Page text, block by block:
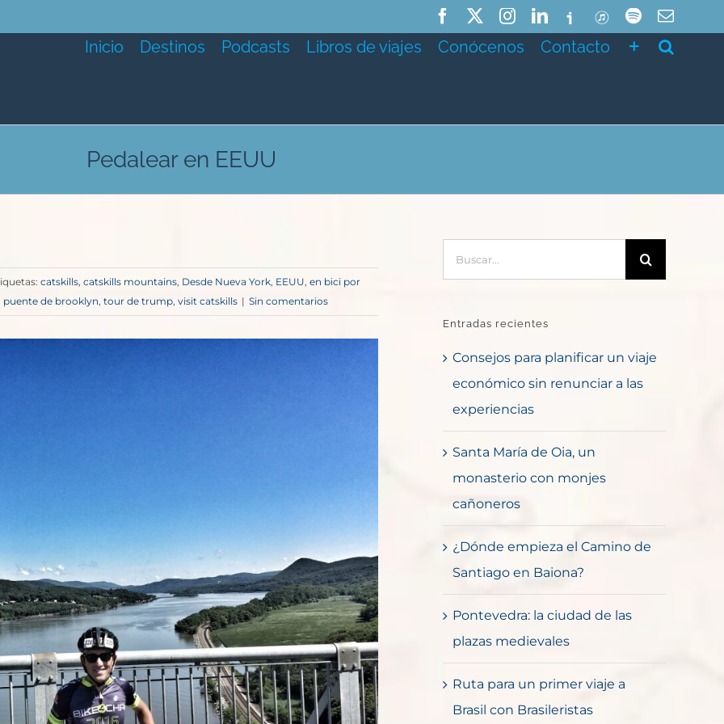
FacebookInstagramLinkedIn
IvooxITunesSpotifyCorreo
Inicio Destinos Podcasts Libros de viajes Conócenos Contacto
Pedalear en EEUU
catskills, catskills mountains, Desde Nueva York, EEUU, en bici por
puente de brooklyn, tour de trump, visit catskills | Sin comentarios
Entradas recientes
Consejos para planificar un viaje
económico sin renunciar a las
experiencias
Santa María de Oia, un
monasterio con monjes
cañoneros
¿Dónde empieza el Camino de
Santiago en Baiona?
Pontevedra: la ciudad de las
plazas medievales
Ruta para un primer viaje a
Brasil con Brasileristas